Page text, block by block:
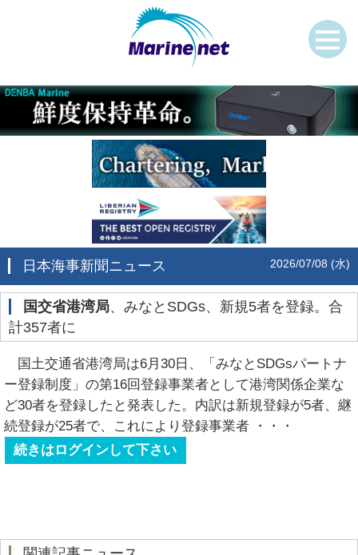
日本海事新聞ニュース 2026/07/08 (水)
国交省港湾局、みなとSDGs、新規5者を登録。合
計357者に
国土交通省港湾局は6月30日、「みなとSDGsパートナ
ー登録制度」の第16回登録事業者として港湾関係企業な
ど30者を登録したと発表した。内訳は新規登録が5者、継
続登録が25者で、これにより登録事業者
・・・
続きはログインして下さい